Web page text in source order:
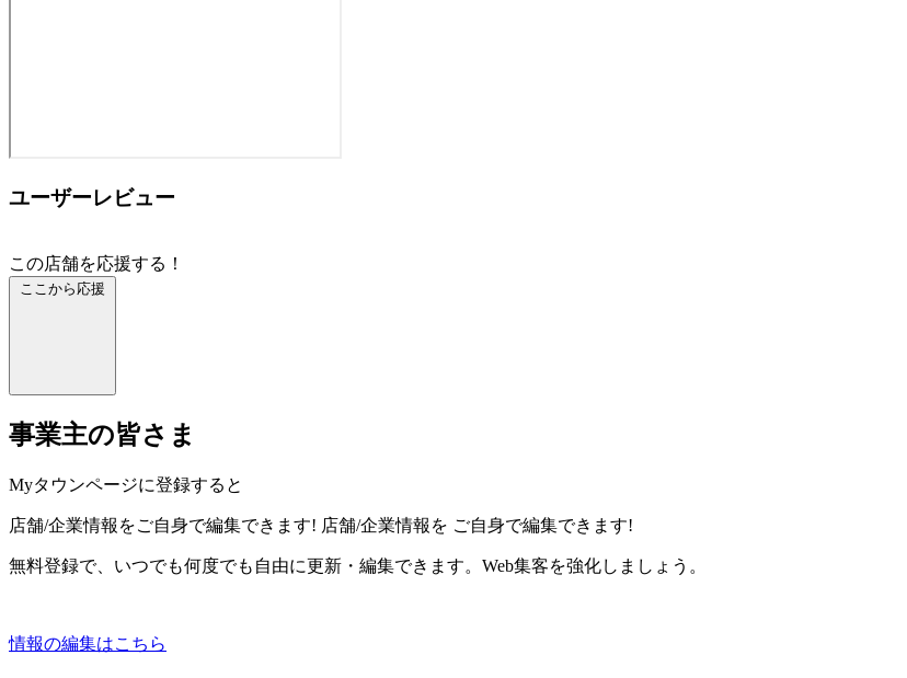
ユーザーレビュー
この店舗を応援する！
ここから応援
事業主の皆さま
Myタウンページに登録すると
店舗/企業情報をご自身で編集できます! 店舗/企業情報を ご自身で編集できます!
無料登録で、いつでも何度でも自由に更新・編集できます。Web集客を強化しましょう。
情報の編集はこちら